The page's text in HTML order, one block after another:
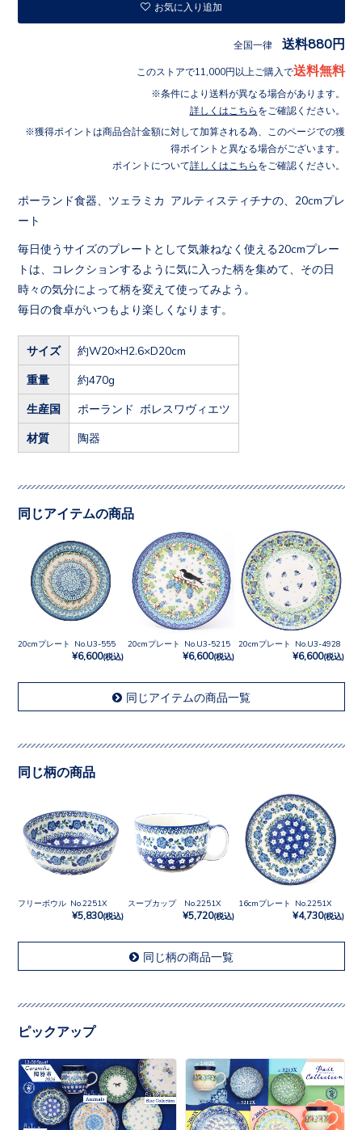
お気に入り追加
全国一律 送料880円
このストアで11,000円以上ご購入で送料無料
条件により送料が異なる場合があります。
詳しくはこちら をご確認ください。
獲得ポイントは商品合計金額に対して加算される為、このページでの獲
得ポイントと異なる場合がございます。
ポイントについて詳しくはこちら をご確認ください。
ポーランド食器、ツェラミカ アルティスティチナの、20cmプレ
ート
毎日使うサイズのプレートとして気兼ねなく使える20cmプレー
トは、コレクションするように気に入った柄を集めて、その日
時々の気分によって柄を変えて使ってみよう。
毎日の食卓がいつもより楽しくなります。
サイズ 約W20×H2.6×D20cm
重量 約470g
生産国 ポーランド ボレスワヴィエツ
材質 陶器
同じアイテムの商品
20cmプレート No.U3-555
¥6,600(税込)
20cmプレート No.U3-5215
¥6,600(税込)
20cmプレート No.U3-4928
¥6,600(税込)
同じアイテムの商品一覧
同じ柄の商品
フリーボウル No.2251X
¥5,830(税込)
スープカップ No.2251X
¥5,720(税込)
16cmプレート No.2251X
¥4,730(税込)
同じ柄の商品一覧
ピックアップ